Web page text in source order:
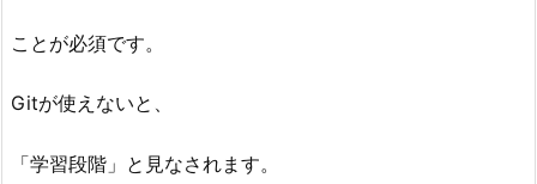
ことが必須です。
Gitが使えないと、
「学習段階」と見なされます。